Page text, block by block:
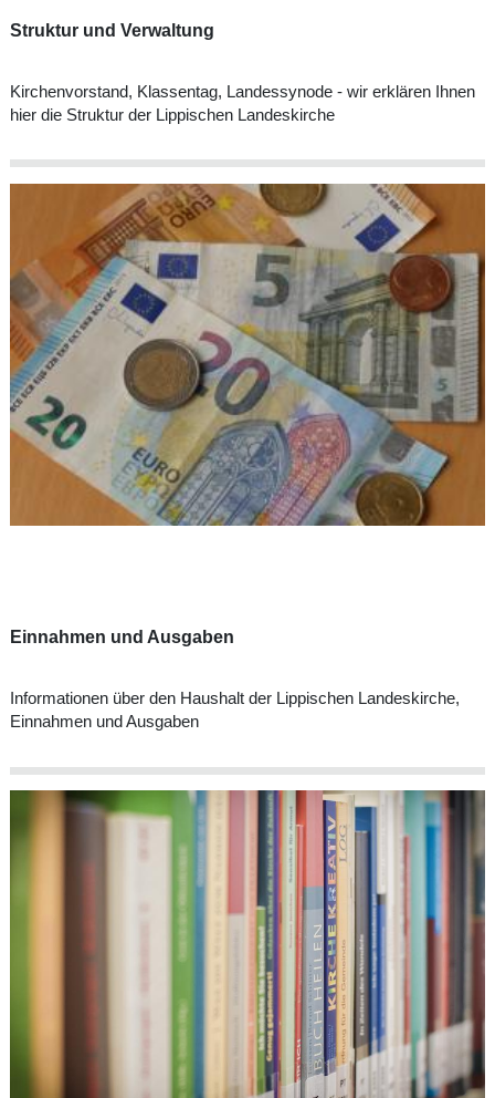
Struktur und Verwaltung
Kirchenvorstand, Klassentag, Landessynode - wir erklären Ihnen
hier die Struktur der Lippischen Landeskirche
Einnahmen und Ausgaben
Informationen über den Haushalt der Lippischen Landeskirche,
Einnahmen und Ausgaben